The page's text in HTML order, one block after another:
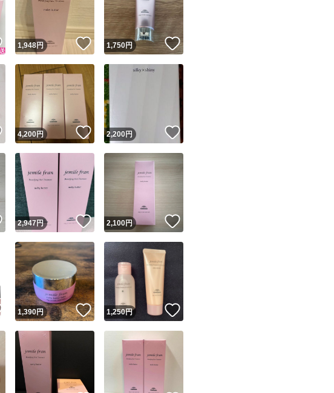
安心取引出品者 Yahoo!フリマの基準をクリアした安心・安全なユーザーです
取引実績
取引実績◯+ このユーザーはYahoo!フリマの取引を完了させた実績があります
他フリマ実績◯+ このユーザーは他フリマサービスでの取引実績があります
スピード&安心発送
※このバッジは実績に基づく表示であり、発送を保証しているものではありません
スピード＆安心発送
スピード発送 このユーザーは高頻度で24時間以内に発送しています
安心発送 このユーザーは設定した発送日数内に発送しています
この商品の情報をコピーします
商品画像の 無断転載は禁止されています
コピーは1商品につき1回 です
出品ページへ
キャンセル
いいね！
1,948円 いいね！
1,750円 いいね！
いいね！
4,200円 いいね！
2,200円
いいね！
2,947円 いいね！
2,100円
いいね！
1,390円 いいね！
1,250円